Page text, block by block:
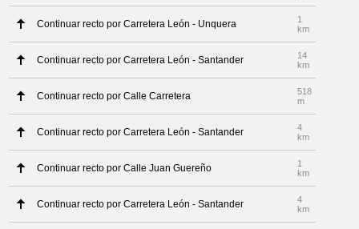
Continuar recto por Carretera León - Unquera
1
km
Continuar recto por Carretera León - Santander
14
km
Continuar recto por Calle Carretera
518
m
Continuar recto por Carretera León - Santander
4
km
Continuar recto por Calle Juan Guereño
1
km
Continuar recto por Carretera León - Santander
4
km